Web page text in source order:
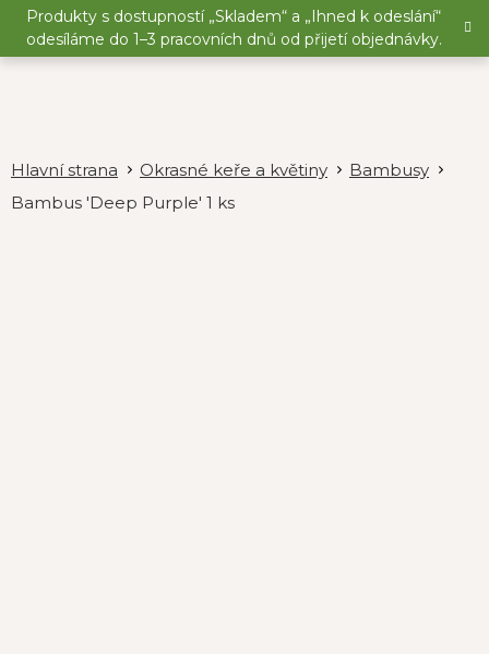
Přejít
obsah
Produkty s dostupností „Skladem“ a „Ihned k odeslání“
odesíláme do 1–3 pracovních dnů od přijetí objednávky.
Okrasné keře a květiny
Bambusy
Bambus 'Deep Purple' 1 ks